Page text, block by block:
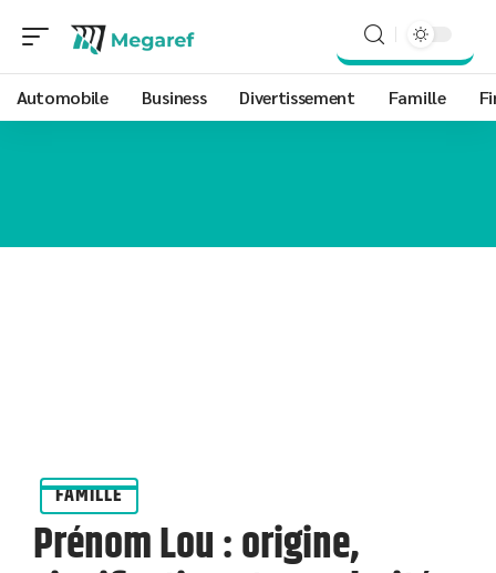
Automobile Business Divertissement Famille
FAMILLE
Prénom Lou : origine,